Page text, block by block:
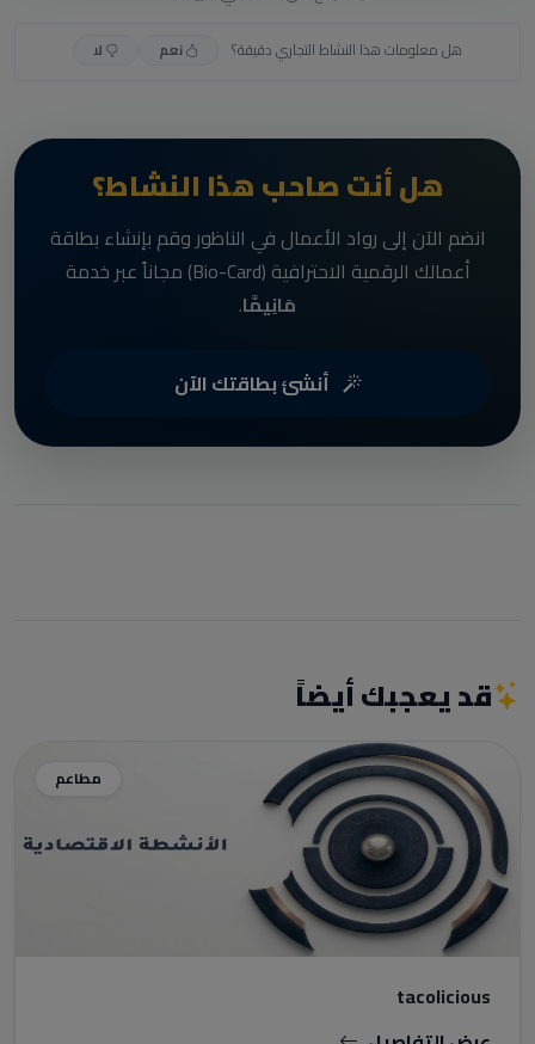
هل معلومات هذا النشاط التجاري دقيقة؟ نعم لا
هل أنت صاحب هذا النشاط؟
انضم الآن إلى رواد الأعمال في الناظور وقم بإنشاء بطاقة
أعمالك الرقمية الاحترافية (Bio-Card) مجاناً عبر خدمة
مَانِيمَّا.
أنشئ بطاقتك الآن
قد يعجبك أيضاً
مطاعم
tacolicious